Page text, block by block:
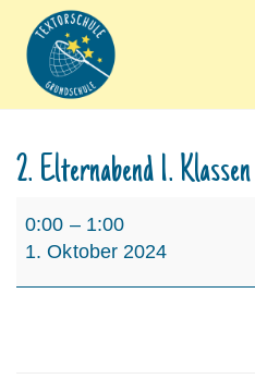
2. Elternabend 1. Klassen
Elternabend
1.
Klassen
0:00 – 1:00
1. Oktober 2024